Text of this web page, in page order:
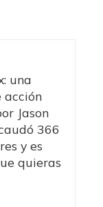
una
acción
Jason
366
y es
quieras